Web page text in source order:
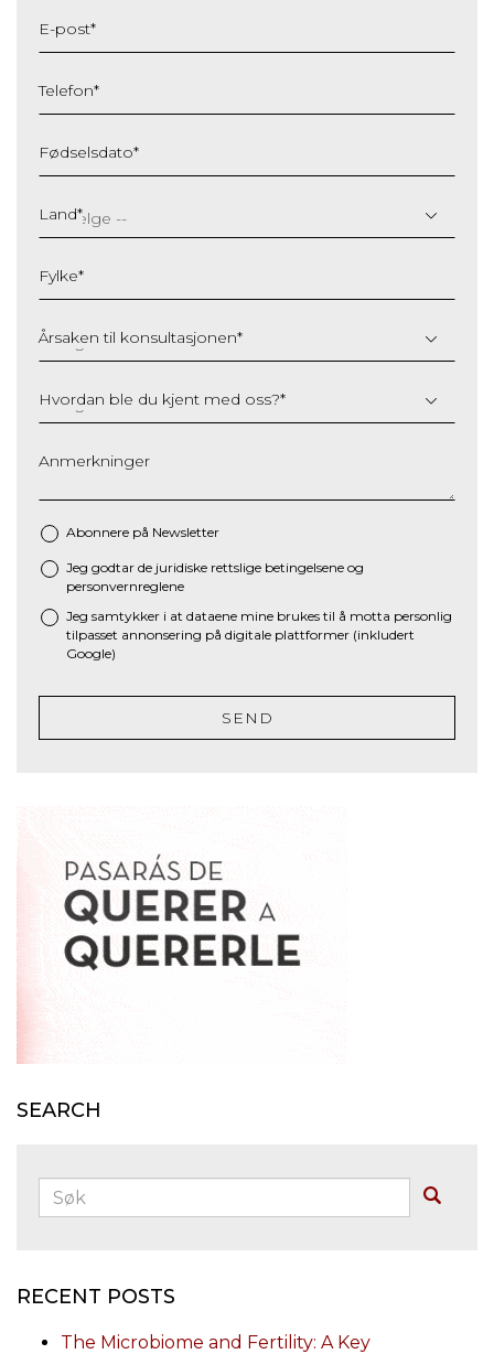
E-post*
Telefon*
Fødselsdato*
slash
MM
YYYY
Land*
Fylke*
Årsaken til konsultasjonen*
Hvordan ble du kjent med oss?*
Anmerkninger
Abonnere på Newsletter
* Jeg godtar de juridiske rettslige betingelsene og
personvernreglene
Jeg samtykker i at dataene mine brukes til å motta personlig
tilpasset annonsering på digitale plattformer (inkludert
Google)
SEND
SEARCH
Søk:
RECENT POSTS
The Microbiome and Fertility: A Key